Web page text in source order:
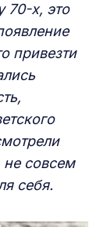
70-х, это
привезти
совсем
себя.